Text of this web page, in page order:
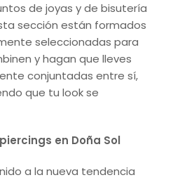
de joyas y de bisutería
sección están formados
seleccionadas para
y hagan que lleves
conjuntadas entre sí,
que tu look se
en Doña Sol
a la nueva tendencia